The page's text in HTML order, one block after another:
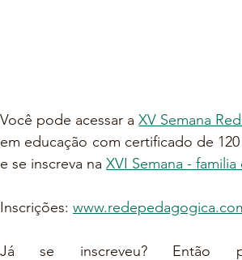
Você pode acessar a XV Semana
em educação com certificado de
e se inscreva na XVI Semana - familia
Inscrições: